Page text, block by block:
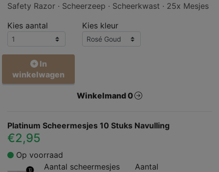
Safety Razor · Scheerzeep · Scheerkwast · 25x Mesjes
Kies aantal
Kies kleur
In
winkelwagen
Winkelmand 0
Platinum Scheermesjes 10 Stuks Navulling
€2,95
Op voorraad
Aantal scheermesjes
Aantal